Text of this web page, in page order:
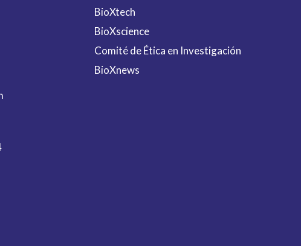
BioXtech
BioXscience
Comité de Ética en Investigación
BioXnews